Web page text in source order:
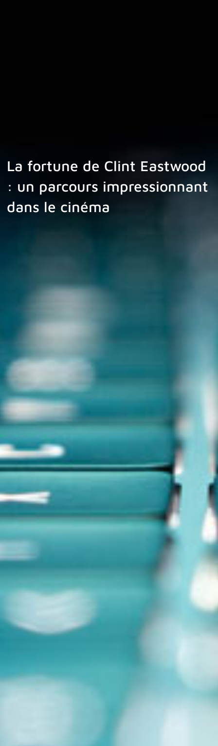
La fortune de Clint Eastwood
: un parcours impressionnant
dans le cinéma